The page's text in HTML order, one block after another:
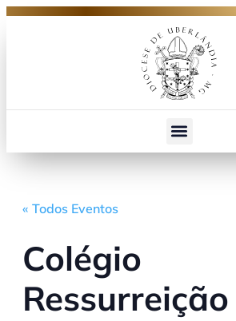
« Todos Eventos
Colégio